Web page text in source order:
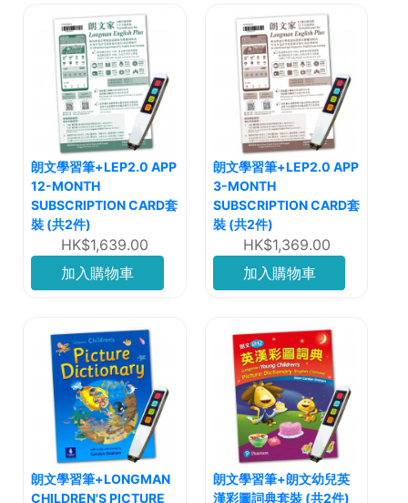
朗文學習筆+LEP2.0 APP
12-MONTH
SUBSCRIPTION CARD套
裝 (共2件)
HK$1,639.00
加入購物車
朗文學習筆+LEP2.0 APP
3-MONTH
SUBSCRIPTION CARD套
裝 (共2件)
HK$1,369.00
加入購物車
朗文學習筆+LONGMAN
CHILDREN'S PICTURE
朗文學習筆+朗文幼兒英
漢彩圖詞典套裝 (共2件)